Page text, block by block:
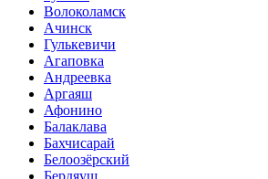
Волоколамск
Ачинск
Гулькевичи
Агаповка
Андреевка
Аргаяш
Афонино
Балаклава
Бахчисарай
Белоозёрский
Бердяуш